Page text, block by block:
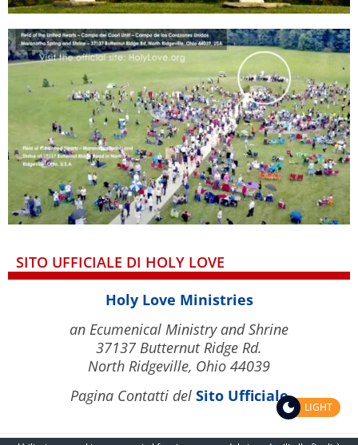
SITO UFFICIALE DI HOLY LOVE
Holy Love Ministries
an Ecumenical Ministry and Shrine
37137 Butternut Ridge Rd.
North Ridgeville, Ohio 44039
Pagina Contatti del Sito Ufficiale
LIGHT